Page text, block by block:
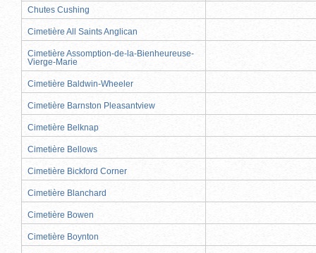
Chutes Cushing
Cimetière All Saints Anglican
Cimetière Assomption-de-la-Bienheureuse-
Vierge-Marie
Cimetière Baldwin-Wheeler
Cimetière Barnston Pleasantview
Cimetière Belknap
Cimetière Bellows
Cimetière Bickford Corner
Cimetière Blanchard
Cimetière Bowen
Cimetière Boynton